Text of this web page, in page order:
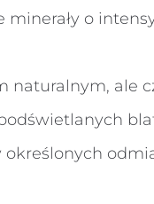
minerały o
naturalnym, ale
określonych